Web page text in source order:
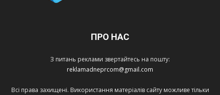
ПРО НАС
З питань реклами звертайтесь на пошту:
reklamadneprcom@gmail.com
Всі права захищені. Використання матеріалів сайту можливе тільки